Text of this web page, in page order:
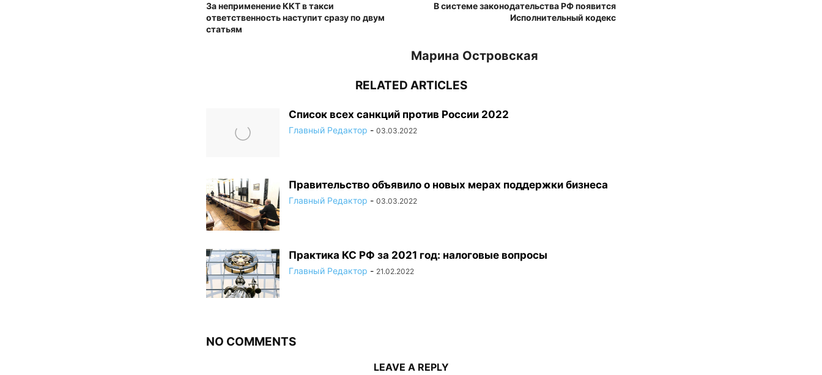
За неприменение ККТ в такси
ответственность наступит сразу по двум
статьям
В системе законодательства РФ появится
Исполнительный кодекс
Марина Островская
RELATED ARTICLES
Список всех санкций против России 2022
Главный Редактор - 03.03.2022
Правительство объявило о новых мерах поддержки бизнеса
Главный Редактор - 03.03.2022
Практика КС РФ за 2021 год: налоговые вопросы
Главный Редактор - 21.02.2022
NO COMMENTS
LEAVE A REPLY